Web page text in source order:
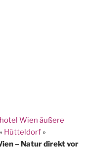
Wien äußere
» Hütteldorf »
– Natur direkt vor